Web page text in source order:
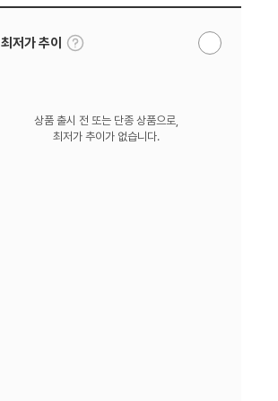
최저가 추이
툴
팁
알
상품 출시 전 또는 단종 상품으로,
최저가 추이가 없습니다.